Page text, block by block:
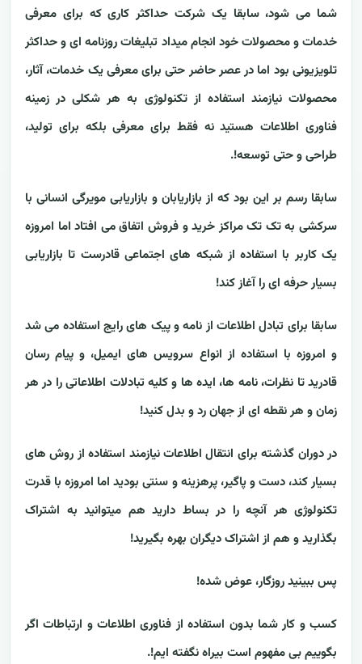
شما می شود، سابقا یک شرکت حداکثر کاری که برای معرفی
خدمات و محصولات خود انجام میداد تبلیغات روزنامه ای و حداکثر
تلویزیونی بود اما در عصر حاضر حتی برای معرفی یک خدمات، آثار،
محصولات نیازمند استفاده از تکنولوژی به هر شکلی در زمینه
فناوری اطلاعات هستید نه فقط برای معرفی بلکه برای تولید،
طراحی و حتی توسعه!.
سابقا رسم بر این بود که از بازاریابان و بازاریابی مویرگی انسانی با
سرکشی به تک تک مراکز خرید و فروش اتفاق می افتاد اما امروزه
یک کاربر با استفاده از شبکه های اجتماعی قادرست تا بازاریابی
بسیار حرفه ای را آغاز کند!
سابقا برای تبادل اطلاعات از نامه و پیک های رایج استفاده می شد
و امروزه با استفاده از انواع سرویس های ایمیل، و پیام رسان
قادرید تا نظرات، نامه ها، ایده ها و کلیه تبادلات اطلاعاتی را در هر
زمان و هر نقطه ای از جهان رد و بدل کنید!
در دوران گذشته برای انتقال اطلاعات نیازمند استفاده از روش های
بسیار کند، دست و پاگیر، پرهزینه و سنتی بودید اما امروزه با قدرت
تکنولوژی هر آنچه را در بساط دارید هم میتوانید به اشتراک
بگذارید و هم از اشتراک دیگران بهره بگیرید!
پس ببینید روزگار، عوض شده!
کسب و کار شما بدون استفاده از فناوری اطلاعات و ارتباطات اگر
بگوییم بی مفهوم است بیراه نگفته ایم!.